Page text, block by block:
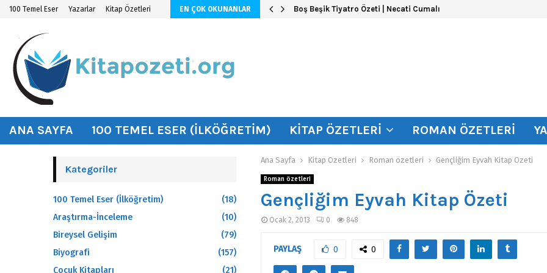
100 Temel Eser Yazarlar Kitap Özetleri EN ÇOK OKUNANLAR
ÖZETİ Boş Beşik Tiyatro Özeti | Necati Cumalı
ANA SAYFA 100 TEMEL ESER (İLKÖĞRETIM) KITAP ÖZETLERI ROMAN ÖZETLERI
Ana Sayfa Kitap Özetleri Roman özetleri Gençliğim Eyvah Kitap Özeti
Roman özetleri
Gençliğim Eyvah Kitap Özeti
Ocak 2, 2013 0 848
PAYLAŞ 0 0
Kategoriler
100 Temel Eser (İlköğretim)
(18)
Araştırma-İnceleme
(10)
Bireysel Gelişim
(79)
Biyografi
(157)
Çocuk Kitapları
(21)